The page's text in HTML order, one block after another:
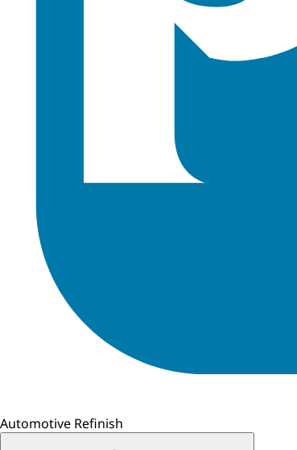
Automotive Refinish